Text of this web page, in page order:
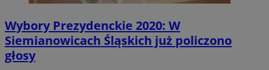
Wybory Prezydenckie 2020: W
Siemianowicach Śląskich już policzono
głosy